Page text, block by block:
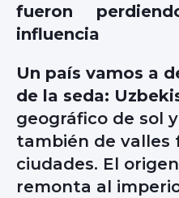
fueron
influencia
Un país vamos a
de la seda:
geográfico de sol
también de valles
ciudades. El
remonta al